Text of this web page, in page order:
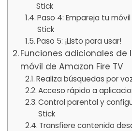
Stick
Paso 4: Empareja tu móvil
Stick
Paso 5: ¡Listo para usar!
Funciones adicionales de
móvil de Amazon Fire TV
Realiza búsquedas por
Acceso rápido a
Control parental y
Stick
Transfiere contenido